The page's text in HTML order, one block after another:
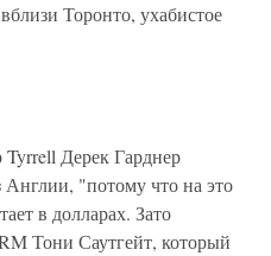
Торонто, ухабистое
Дерек Гарднер
Англии, "потому что на это
в долларах. Зато
Тони Саутгейт, который